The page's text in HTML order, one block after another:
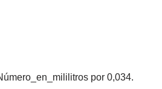
por 0,034.